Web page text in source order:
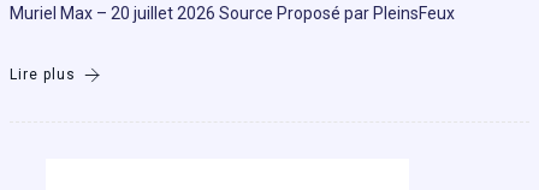
Muriel Max – 20 juillet 2026 Source Proposé par PleinsFeux
Lire plus